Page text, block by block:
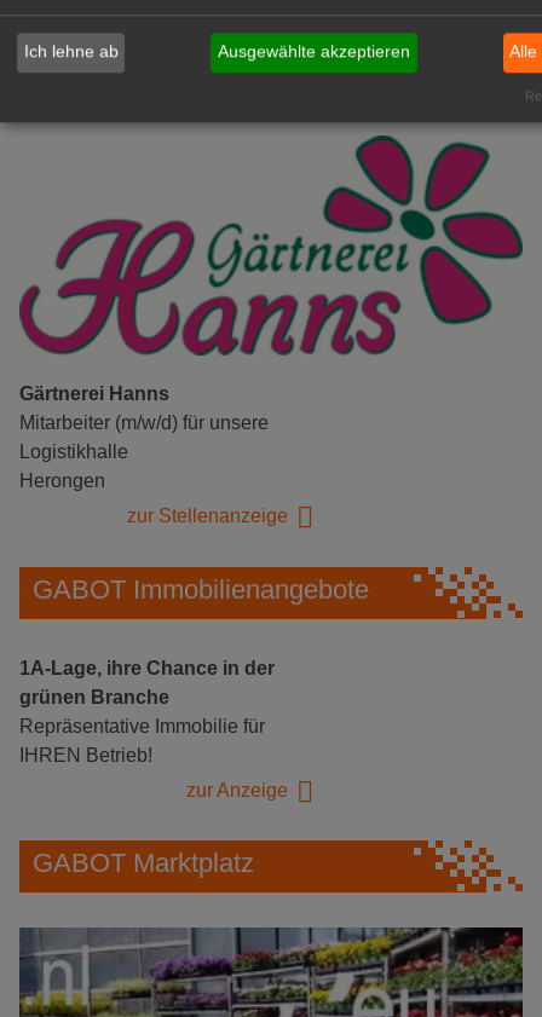
zur Stellenanzeige
Gärtnerei Hanns
Mitarbeiter (m/w/d) für unsere
Logistikhalle
Herongen
zur Stellenanzeige
GABOT Immobilienangebote
1A-Lage, ihre Chance in der
grünen Branche
Repräsentative Immobilie für
IHREN Betrieb!
zur Anzeige
GABOT Marktplatz
Ich lehne ab Ausgewählte akzeptieren Alle